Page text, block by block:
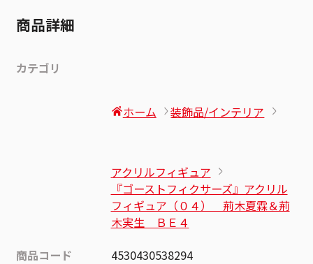
商品詳細
カテゴリ
ホーム 装飾品/インテリア
アクリルフィギュア
『ゴーストフィクサーズ』アクリル
フィギュア（０４） 荊木夏霖＆荊
木実生 ＢＥ４
商品コード
4530430538294